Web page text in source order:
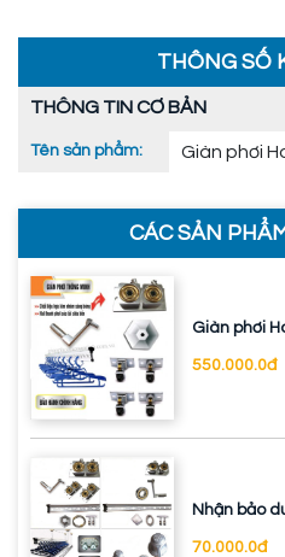
THÔNG SỐ
THÔNG TIN CƠ BẢN
Tên sản phẩm: Giàn phơi
CÁC SẢN
Giàn phơi
550.000.0đ
Nhận bảo
70.000.0đ